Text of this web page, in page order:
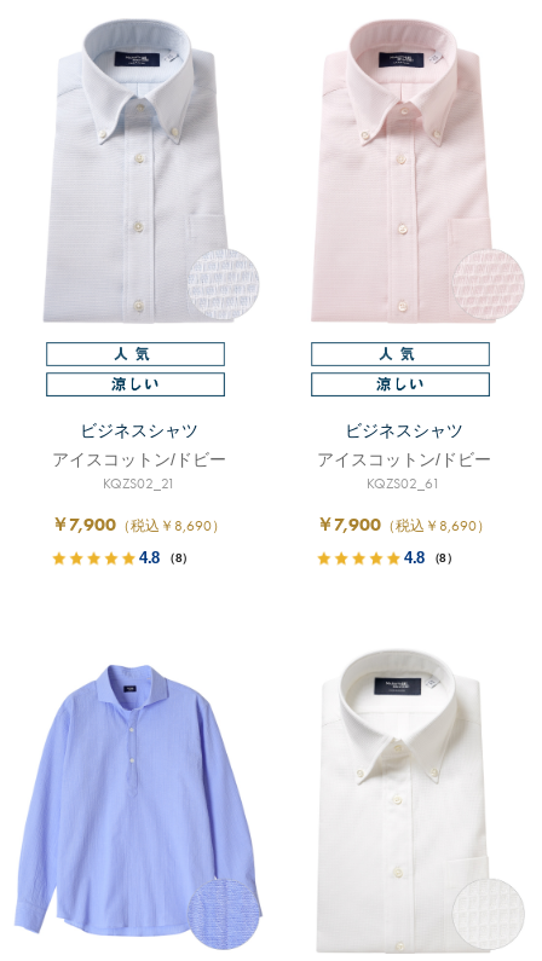
ビジネスシャツ
アイスコットン/ドビー
KQZS02_21
￥7,900 （税込￥8,690）
4.8 （8）
ビジネスシャツ
アイスコットン/ドビー
KQZS02_61
￥7,900 （税込￥8,690）
4.8 （8）